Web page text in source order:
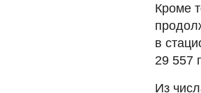
Кроме
в
29 557
Из